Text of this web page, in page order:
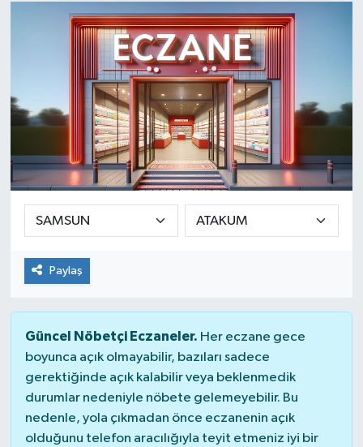
Paylaş
Güncel Nöbetçi Eczaneler. Her eczane gece
boyunca açık olmayabilir, bazıları sadece
gerektiğinde açık kalabilir veya beklenmedik
durumlar nedeniyle nöbete gelemeyebilir. Bu
nedenle, yola çıkmadan önce eczanenin açık
olduğunu telefon aracılığıyla teyit etmeniz iyi bir
GÜNCEL
HABERLER
KAPAK
OSB
SEKTÖR
ŞİRKET PANO
SÖYLEŞİ
YAŞAM